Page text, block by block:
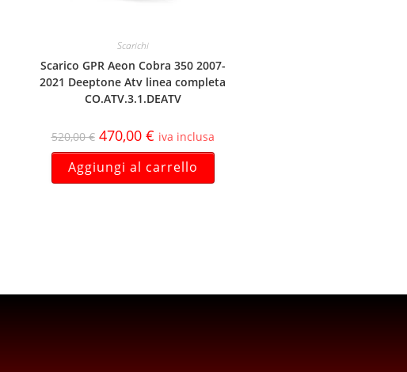
Scarichi
Scarico GPR Aeon Cobra 350 2007-
2021 Deeptone Atv linea completa
CO.ATV.3.1.DEATV
520,00€ 470,00 € iva inclusa
Aggiungi al carrello